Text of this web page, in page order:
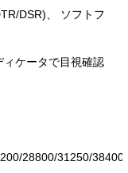
DSR)、 ソフトフ
ィケータで目視確認
28800/31250/